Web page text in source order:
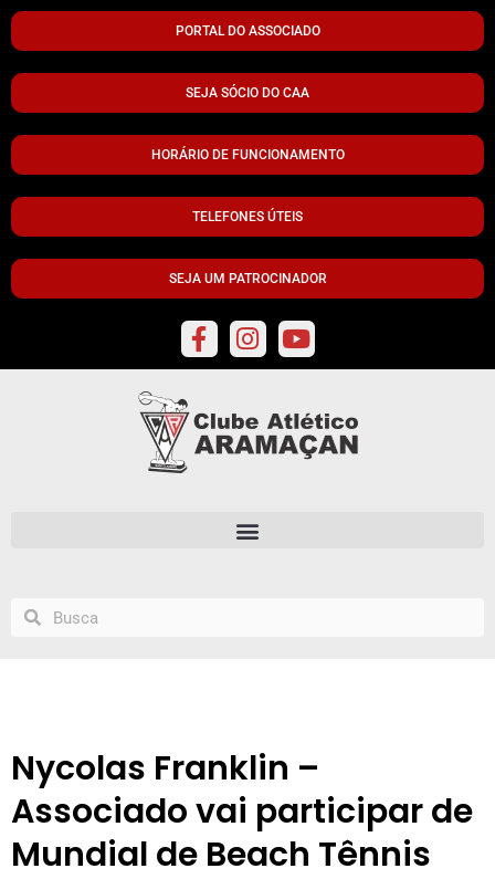
PORTAL DO ASSOCIADO
SEJA SÓCIO DO CAA
HORÁRIO DE FUNCIONAMENTO
TELEFONES ÚTEIS
SEJA UM PATROCINADOR
Nycolas Franklin –
Associado vai participar de
Mundial de Beach Tênnis